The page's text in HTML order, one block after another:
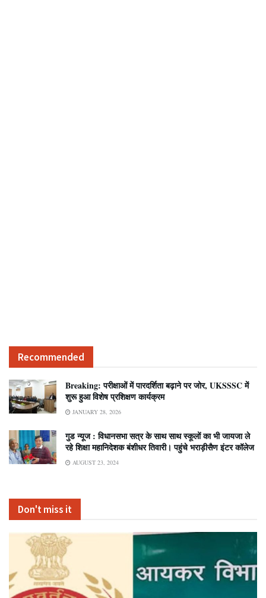
Recommended
Breaking: परीक्षाओं में पारदर्शिता बढ़ाने पर जोर, UKSSSC में
शुरू हुआ विशेष प्रशिक्षण कार्यक्रम
JANUARY 28, 2026
गुड न्यूज : विधानसभा सत्र के साथ साथ स्कूलों का भी जायजा ले
रहे शिक्षा महानिदेशक बंशीधर तिवारी। पहुंचे भराड़ीसैण इंटर कॉलेज
AUGUST 23, 2024
Don't miss it